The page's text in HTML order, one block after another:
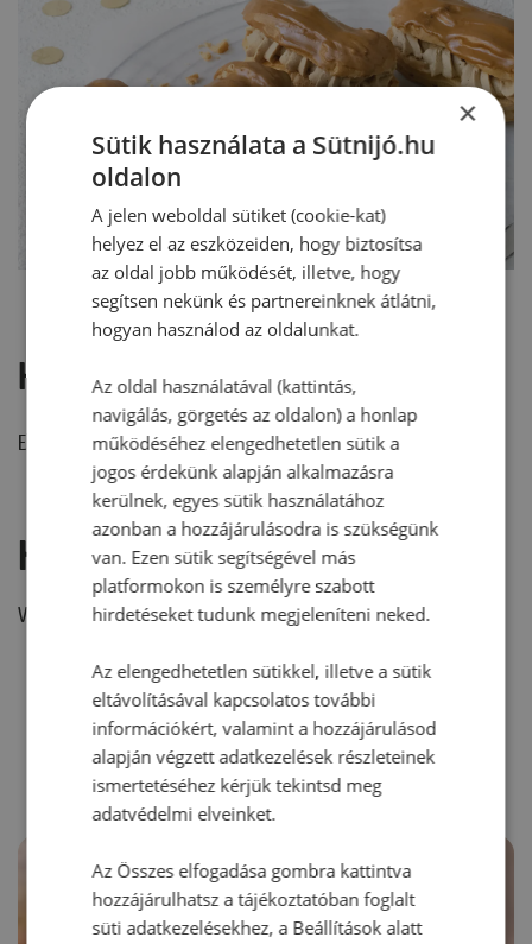
Hozzászólások
Ehhez a recepthez még nem érkezett hozzászólás.
Hozzászólás írása
Vélemény írásához, kérjük,jelentkezz be!
RECEPTAJÁNLÓ
×
Sütik használata a Sütnijó.hu
oldalon
A jelen weboldal sütiket (cookie-kat)
helyez el az eszközeiden, hogy biztosítsa
az oldal jobb működését, illetve, hogy
segítsen nekünk és partnereinknek átlátni,
hogyan használod az oldalunkat.
Az oldal használatával (kattintás,
navigálás, görgetés az oldalon) a honlap
működéséhez elengedhetetlen sütik a
jogos érdekünk alapján alkalmazásra
kerülnek, egyes sütik használatához
azonban a hozzájárulásodra is szükségünk
van. Ezen sütik segítségével más
platformokon is személyre szabott
hirdetéseket tudunk megjeleníteni neked.
Az elengedhetetlen sütikkel, illetve a sütik
eltávolításával kapcsolatos további
információkért, valamint a hozzájárulásod
alapján végzett adatkezelések részleteinek
ismertetéséhez kérjük tekintsd meg
adatvédelmi elveinket.
Az Összes elfogadása gombra kattintva
hozzájárulhatsz a tájékoztatóban foglalt
süti adatkezelésekhez, a Beállítások alatt